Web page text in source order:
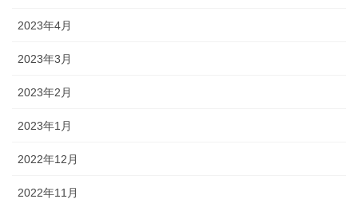
2023年4月
2023年3月
2023年2月
2023年1月
2022年12月
2022年11月